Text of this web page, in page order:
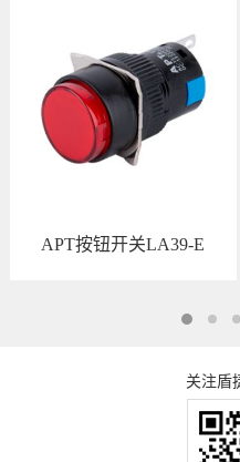
APT按钮开关LA39-E
关注盾